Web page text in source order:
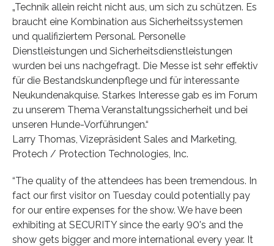
„Technik allein reicht nicht aus, um sich zu schützen. Es
braucht eine Kombination aus Sicherheitssystemen
und qualifiziertem Personal. Personelle
Dienstleistungen und Sicherheitsdienstleistungen
wurden bei uns nachgefragt. Die Messe ist sehr effektiv
für die Bestandskundenpflege und für interessante
Neukundenakquise. Starkes Interesse gab es im Forum
zu unserem Thema Veranstaltungssicherheit und bei
unseren Hunde-Vorführungen.“
Larry Thomas, Vizepräsident Sales and Marketing,
Protech / Protection Technologies, Inc.
“The quality of the attendees has been tremendous. In
fact our first visitor on Tuesday could potentially pay
for our entire expenses for the show. We have been
exhibiting at SECURITY since the early 90's and the
show gets bigger and more international every year. It